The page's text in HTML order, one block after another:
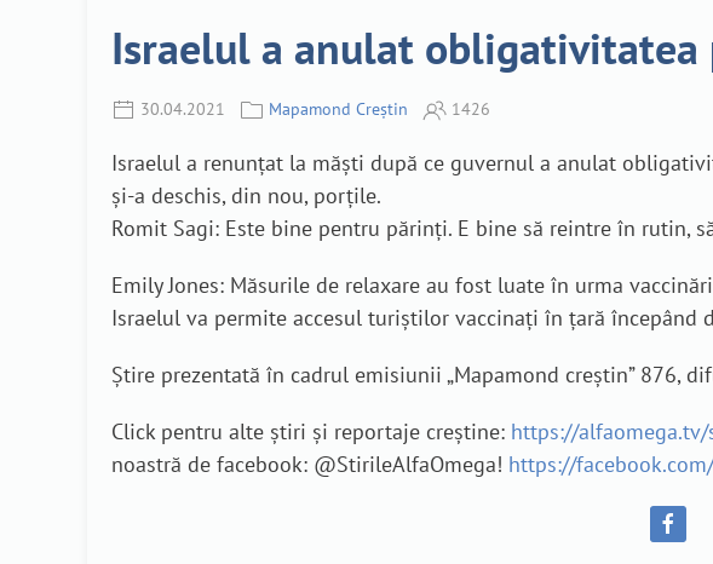
Israelul a anulat
30.04.2021 Mapamond Creștin 1426
Israelul a renunțat la măști după ce guvernul a anulat
și-a deschis, din nou, porțile.
Romit Sagi: Este bine pentru părinți. E bine să reintre în rutin,
Emily Jones: Măsurile de relaxare au fost luate în urma
Israelul va permite accesul turiștilor vaccinați în țară începând
Știre prezentată în cadrul emisiunii „Mapamond creștin” 876,
Click pentru alte știri și reportaje creștine: https://
noastră de facebook: @StirileAlfaOmega! https://